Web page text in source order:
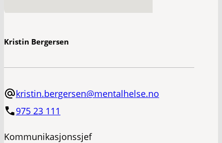
Kristin Bergersen
kristin.bergersen@mentalhelse.no
975 23 111
Kommunikasjonssjef